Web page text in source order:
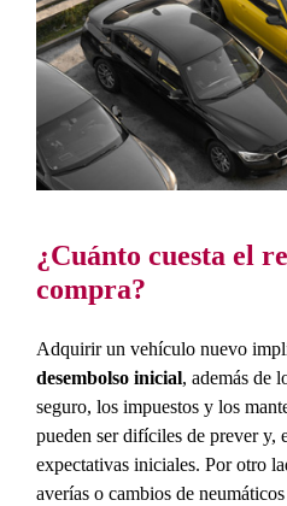
¿Cuánto cuesta el
compra?
Adquirir un vehículo nuevo
desembolso inicial, además de
seguro, los impuestos y los
pueden ser difíciles de prever y,
expectativas iniciales. Por otro
averías o cambios de